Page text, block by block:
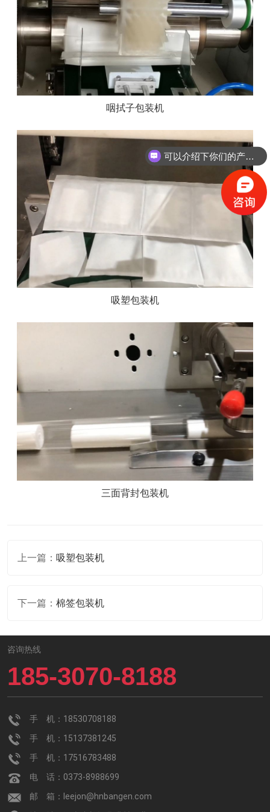
咽拭子包装机
吸塑包装机
三面背封包装机
上一篇： 吸塑包装机
下一篇： 棉签包装机
咨询热线
185-3070-8188
手 机：18530708188
手 机：15137381245
手 机：17516783488
电 话：0373-8988699
邮 箱：leejon@hnbangen.com
可以介绍下你们的产品么？